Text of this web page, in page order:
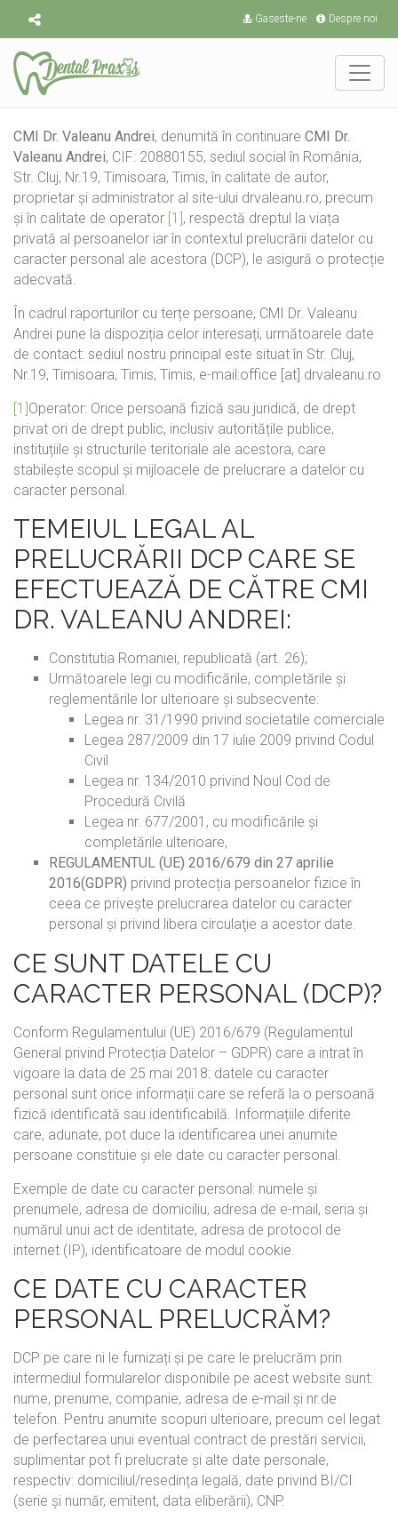
Gaseste-ne Despre noi
CMI Dr. Valeanu Andrei, denumită în continuare CMI Dr.
Valeanu Andrei, CIF: 20880155, sediul social în România,
Str. Cluj, Nr.19, Timisoara, Timis, în calitate de autor,
proprietar și administrator al site-ului drvaleanu.ro, precum
și în calitate de operator [1], respectă dreptul la viața
privată al persoanelor iar în contextul prelucrării datelor cu
caracter personal ale acestora (DCP), le asigură o protecție
adecvată.
În cadrul raporturilor cu terțe persoane, CMI Dr. Valeanu
Andrei pune la dispoziția celor interesați, următoarele date
de contact: sediul nostru principal este situat în Str. Cluj,
Nr.19, Timisoara, Timis, Timis, e-mail:office [at] drvaleanu.ro
[1]Operator: Orice persoană fizică sau juridică, de drept
privat ori de drept public, inclusiv autoritățile publice,
instituțiile și structurile teritoriale ale acestora, care
stabilește scopul și mijloacele de prelucrare a datelor cu
caracter personal.
TEMEIUL LEGAL AL
PRELUCRĂRII DCP CARE SE
EFECTUEAZĂ DE CĂTRE CMI
DR. VALEANU ANDREI:
Constitutia Romaniei, republicată (art. 26);
Următoarele legi cu modificările, completările și
reglementările lor ulterioare și subsecvente:
Legea nr. 31/1990 privind societatile comerciale
Legea 287/2009 din 17 iulie 2009 privind Codul
Civil
Legea nr. 134/2010 privind Noul Cod de
Procedură Civilă
Legea nr. 677/2001, cu modificările și
completările ulterioare,
REGULAMENTUL (UE) 2016/679 din 27 aprilie
2016(GDPR) privind protecția persoanelor fizice în
ceea ce privește prelucrarea datelor cu caracter
personal și privind libera circulaţie a acestor date.
CE SUNT DATELE CU
CARACTER PERSONAL (DCP)?
Conform Regulamentului (UE) 2016/679 (Regulamentul
General privind Protecția Datelor – GDPR) care a intrat în
vigoare la data de 25 mai 2018: datele cu caracter
personal sunt orice informații care se referă la o persoană
fizică identificată sau identificabilă. Informațiile diferite
care, adunate, pot duce la identificarea unei anumite
persoane constituie și ele date cu caracter personal.
Exemple de date cu caracter personal: numele și
prenumele, adresa de domiciliu, adresa de e-mail, seria și
numărul unui act de identitate, adresa de protocol de
internet (IP), identificatoare de modul cookie.
CE DATE CU CARACTER
PERSONAL PRELUCRĂM?
DCP pe care ni le furnizați și pe care le prelucrăm prin
intermediul formularelor disponibile pe acest website sunt:
nume, prenume, companie, adresa de e-mail și nr.de
telefon. Pentru anumite scopuri ulterioare, precum cel legat
de perfectarea unui eventual contract de prestări servicii,
suplimentar pot fi prelucrate și alte date personale,
respectiv: domiciliul/resedința legală, date privind BI/CI
(serie și număr, emitent, data eliberării), CNP.